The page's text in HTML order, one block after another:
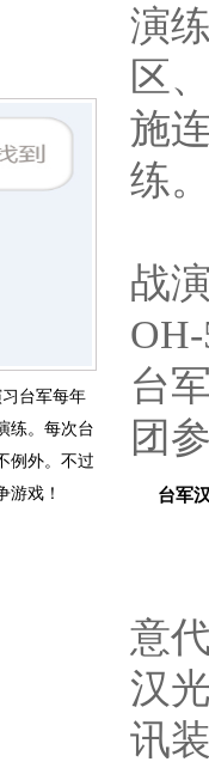
台军每年
练。每次台
例外。不过
游戏！
演
区
施
练
战
台
团
台军汉
意
汉
讯